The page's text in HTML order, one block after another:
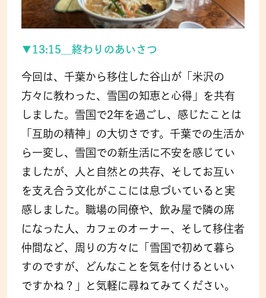
▼13:15__終わりのあいさつ
今回は、千葉から移住した谷山が「米沢の
方々に教わった、雪国の知恵と心得」を共有
しました。雪国で2年を過ごし、感じたことは
「互助の精神」の大切さです。千葉での生活か
ら一変し、雪国での新生活に不安を感じてい
ましたが、人と自然との共存、そしてお互い
を支え合う文化がここには息づいていると実
感しました。職場の同僚や、飲み屋で隣の席
になった人、カフェのオーナー、そして移住者
仲間など、周りの方々に「雪国で初めて暮ら
すのですが、どんなことを気を付けるといい
ですかね？」と気軽に尋ねてみてください。